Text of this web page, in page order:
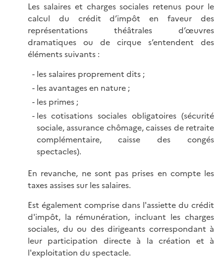
Les salaires et charges sociales retenus pour le
calcul du crédit d’impôt en faveur des
représentations théâtrales d’œuvres
dramatiques ou de cirque s’entendent des
éléments suivants :
les salaires proprement dits ;
les avantages en nature ;
les primes ;
les cotisations sociales obligatoires (sécurité
sociale, assurance chômage, caisses de retraite
complémentaire, caisse des congés
spectacles).
En revanche, ne sont pas prises en compte les
taxes assises sur les salaires.
Est également comprise dans l'assiette du crédit
d'impôt, la rémunération, incluant les charges
sociales, du ou des dirigeants correspondant à
leur participation directe à la création et à
l'exploitation du spectacle.